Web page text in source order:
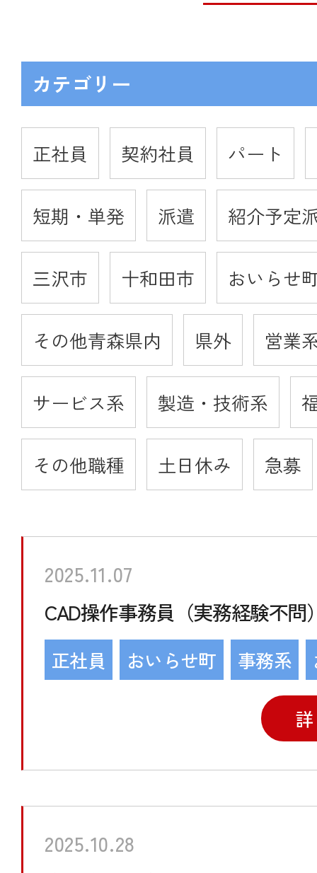
2025.11.07
CAD操作事務員（実務経験不問
正社員 おいらせ町 事務系
2025.10.28
カテゴリー
正社員 契約社員 パート
短期・単発 派遣 紹介予定
三沢市 十和田市 おいらせ
その他青森県内 県外 営業
サービス系 製造・技術系
その他職種 土日休み 急募